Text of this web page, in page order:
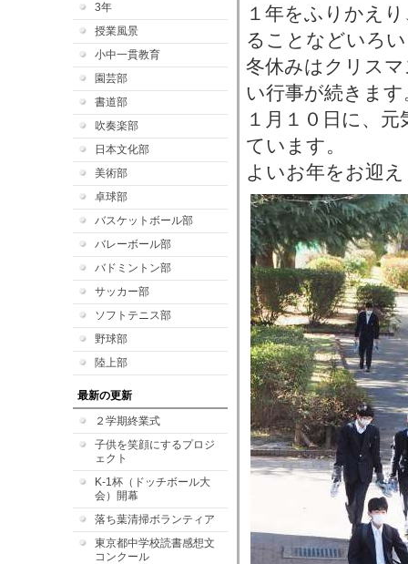
3年
授業風景
小中一貫教育
園芸部
書道部
吹奏楽部
日本文化部
美術部
卓球部
バスケットボール部
バレーボール部
バドミントン部
サッカー部
ソフトテニス部
野球部
陸上部
最新の更新
２学期終業式
子供を笑顔にするプロジ
ェクト
K-1杯（ドッチボール大
会）開幕
落ち葉清掃ボランティア
東京都中学校読書感想文
コンクール
１年をふりかえ
ることなどいろ
冬休みはクリス
い行事が続きま
１月１０日に、
ています。
よいお年をお迎